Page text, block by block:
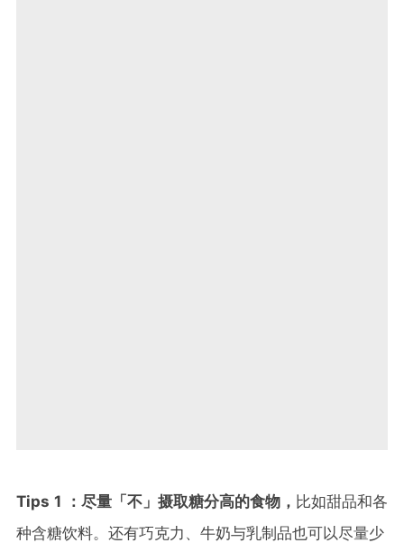
Tips 1 ：尽量「不」摄取糖分高的食物， 比如甜品和各
种含糖饮料。还有巧克力、牛奶与乳制品也可以尽量少